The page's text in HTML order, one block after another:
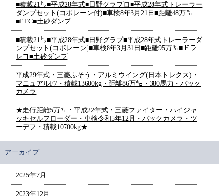
■積載21㌧■平成28年式■日野グラプロ■平成28年式トレーラー
ダンプセット(コボレーン付)■車検8年3月21日■距離48万㌔
■ETC■土砂ダンプ
■積載21㌧■平成28年式■日野グラプ■平成28年式トレーラーダ
ンプセット(コボレーン)■車検8年3月31日■距離95万㌔■ドラ
レコ■土砂ダンプ
平成29年式・三菱ふそう・アルミウイング(日本トレクス)・
マニュアルF7・積載13600kg・距離86万㌔・380馬力・バック
カメラ
★走行距離5万㌔・平成22年式・三菱ファイター・ハイジャ
ッキセルフローダー・車検令和5年12月・バックカメラ・ツ
ーデフ・積載10700kg★
アーカイブ
2025年7月
2023年12月